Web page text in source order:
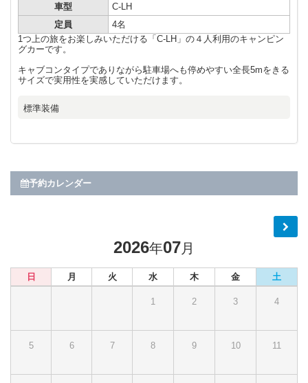
車型
C-LH
定員
4名
1つ上の旅をお楽しみいただける「C-LH」の４人利用のキャンピン
グカーです。
キャブコンタイプでありながら駐車場へも停めやすい全長5mをきる
サイズで実用性を実感していただけます。
標準装備
予約カレンダー
2026年07月
日 月 火 水 木 金 土
1 2 3 4
5 6 7 8 9 10 11